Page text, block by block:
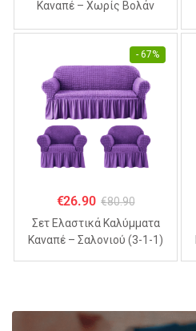
Καναπέ – Χωρίς Βολάν
- 67%
€26.90 €80.90
Σετ Ελαστικά Καλύμματα
Καναπέ – Σαλονιού (3-1-1)